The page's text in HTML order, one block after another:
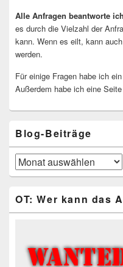
Alle Anfragen beantworte
es durch die Vielzahl der
kann. Wenn es eilt, kann
werden.
Für einige Fragen habe ich
Außerdem habe ich eine
Blog-Beiträge
Blog-
Beiträge
OT: Wer kann das